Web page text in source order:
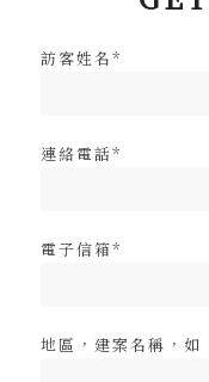
訪客姓名*
連絡電話*
電子信箱*
地區，建案名稱，